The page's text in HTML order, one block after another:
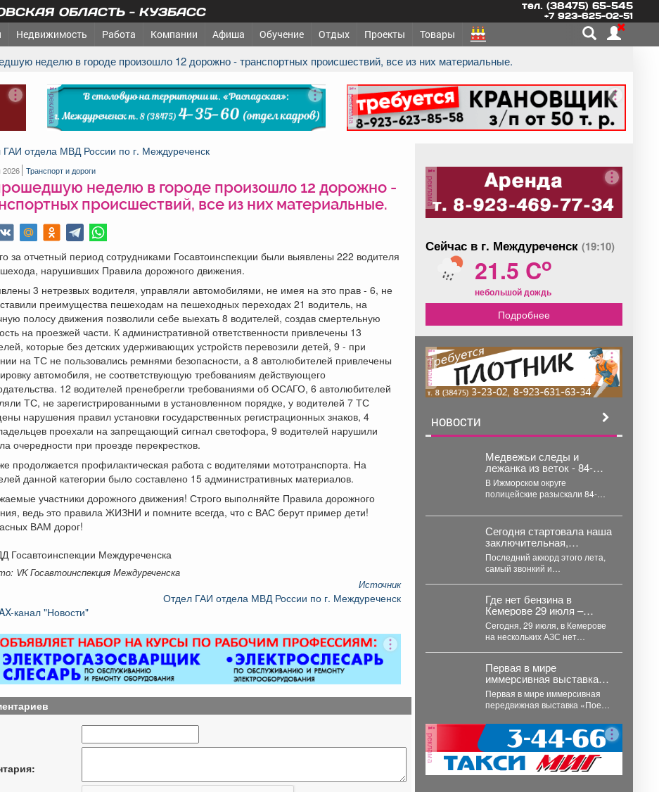
ОБЛАСТЬ - КУЗБАСС тел. (38475) 65-545
+7 923-625-02-51
Недвижимость Работа Компании Афиша Обучение Отдых Проекты Товары
неделю в городе произошло 12 дорожно - транспортных происшествий, все из них материальные.
реклама реклама
ГАИ отдела МВД России по г. Междуреченск
2026 Транспорт и дороги
неделю в городе произошло 12 дорожно -
происшествий, все из них материальные.
за отчетный период сотрудниками Госавтоинспекции были выявлены 222 водителя
нарушивших Правила дорожного движения.
3 нетрезвых водителя, управляли автомобилями, не имея на это прав - 6, не
преимущества пешеходам на пешеходных переходах 21 водитель, на
полосу движения позволили себе выехать 8 водителей, создав смертельную
на проезжей части. К административной ответственности привлечены 13
которые без детских удерживающих устройств перевозили детей, 9 - при
на ТС не пользовались ремнями безопасности, а 8 автолюбителей привлечены
автомобиля, не соответствующую требованиям действующего
12 водителей пренебрегли требованиями об ОСАГО, 6 автолюбителей
ТС, не зарегистрированными в установленном порядке, у водителей 7 ТС
нарушения правил установки государственных регистрационных знаков, 4
проехали на запрещающий сигнал светофора, 9 водителей нарушили
очередности при проезде перекрестков.
продолжается профилактическая работа с водителями мототранспорта. На
данной категории было составлено 15 административных материалов.
участники дорожного движения! Строго выполняйте Правила дорожного
ведь это правила ЖИЗНИ и помните всегда, что с ВАС берут пример дети!
ВАМ дорог!
Госавтоинспекции Междуреченска
VK Госавтоинспекция Междуреченска
Источник
Отдел ГАИ отдела МВД России по г. Междуреченск
канал "Новости"
реклама
Сейчас в г. Междуреченск (19:10)
21.5 Co
небольшой дождь
Подробнее
реклама
НОВОСТИ
Медвежьи следы и
лежанка из веток - 84-
летняя пенсионерка
провела ночь в
кузбасском лесу
В Ижморском округе
полицейские разыскали 84-
заблудилась в лесу во время
сбора грибов...
Сегодня стартовала наша
заключительная,
четвёртая смена.
Последний аккорд этого лета,
самый звонкий и
Где нет бензина в
Кемерове 29 июля –
список АЗС
Сегодня, 29 июля, в Кемерове
на нескольких АЗС нет
Первая в мире
иммерсивная выставка
«Поезд Победы»
прибудет в Кузбасс
Первая в мире иммерсивная
передвижная выставка «Поезд
Кемеровскую область. В
Кемерове...
реклама